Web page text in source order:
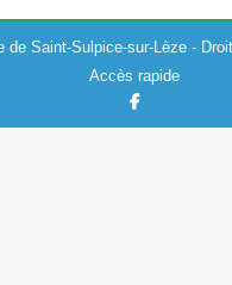
de Saint-Sulpice-sur-Lèze -
Accès rapide